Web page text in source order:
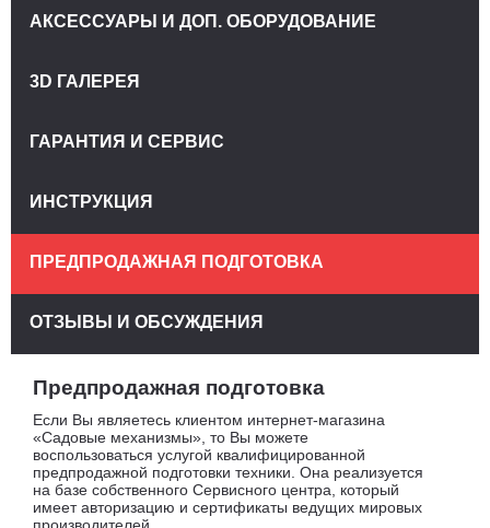
Предпродажная подготовка
Если Вы являетесь клиентом интернет-магазина
«Садовые механизмы», то Вы можете
воспользоваться услугой квалифицированной
предпродажной подготовки техники. Она реализуется
на базе собственного Сервисного центра, который
имеет авторизацию и сертификаты ведущих мировых
производителей.
АКСЕССУАРЫ И ДОП. ОБОРУДОВАНИЕ
3D ГАЛЕРЕЯ
ГАРАНТИЯ И СЕРВИС
ИНСТРУКЦИЯ
ПРЕДПРОДАЖНАЯ ПОДГОТОВКА
ОТЗЫВЫ И ОБСУЖДЕНИЯ